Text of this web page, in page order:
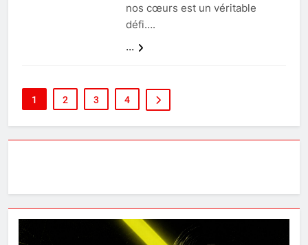
nos cœurs est un véritable
défi….
...
1 2 3 4